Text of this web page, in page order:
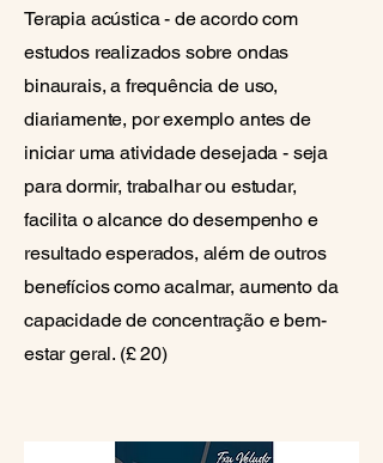
Terapia acústica - de acordo com
estudos realizados sobre ondas
binaurais, a frequência de uso,
diariamente, por exemplo antes de
iniciar uma atividade desejada - seja
para dormir, trabalhar ou estudar,
facilita o alcance do desempenho e
resultado esperados, além de outros
benefícios como acalmar, aumento da
capacidade de concentração e bem-
estar geral. (£ 20)